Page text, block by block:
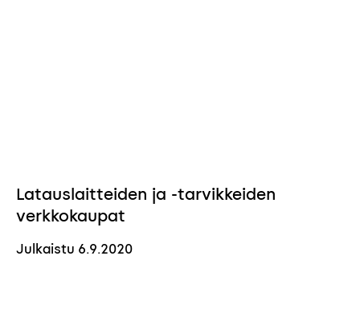
Latauslaitteiden ja -tarvikkeiden
verkkokaupat
Julkaistu 6.9.2020